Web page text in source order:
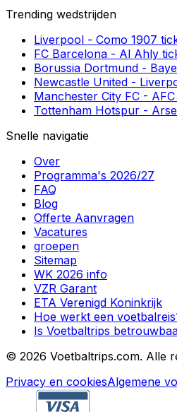
Trending wedstrijden
Liverpool - Como 1907
FC Barcelona - Al Ahly
Borussia Dortmund -
Newcastle United -
Manchester City FC -
Tottenham Hotspur -
Snelle navigatie
Over
Programma's 2026/27
FAQ
Blog
Offerte Aanvragen
Vacatures
groepen
Sitemap
WK 2026 info
VZR Garant
ETA Verenigd Koninkrijk
Hoe werkt een
Is Voetbaltrips
© 2026 Voetbaltrips.com. Alle
Privacy en cookiesAlgemene